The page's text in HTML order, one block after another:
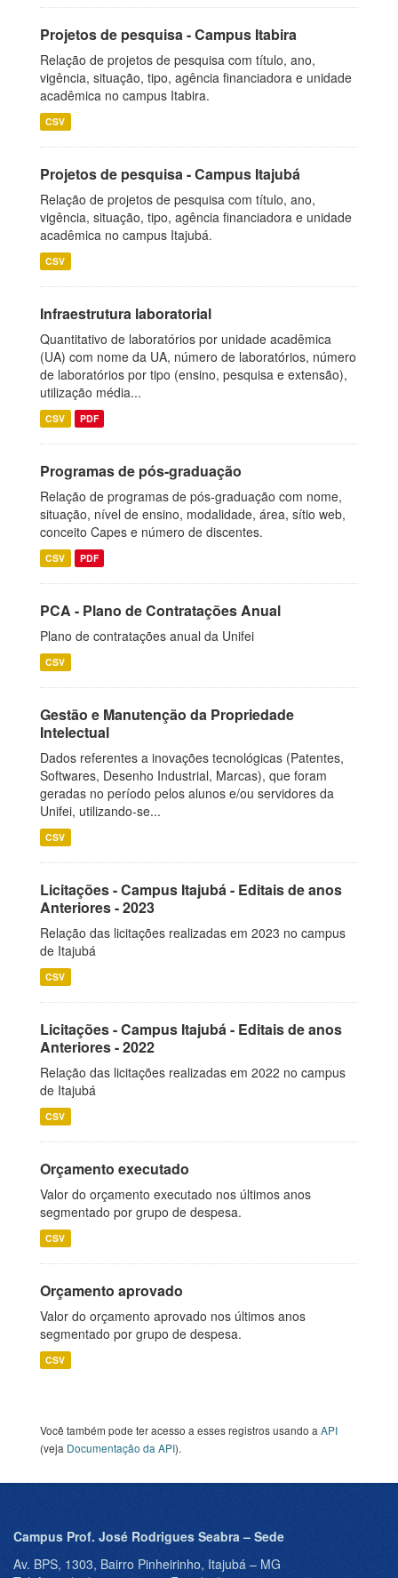
Projetos de pesquisa - Campus Itabira
Relação de projetos de pesquisa com título, ano,
vigência, situação, tipo, agência financiadora e unidade
acadêmica no campus Itabira.
CSV
Projetos de pesquisa - Campus Itajubá
Relação de projetos de pesquisa com título, ano,
vigência, situação, tipo, agência financiadora e unidade
acadêmica no campus Itajubá.
CSV
Infraestrutura laboratorial
Quantitativo de laboratórios por unidade acadêmica
(UA) com nome da UA, número de laboratórios, número
de laboratórios por tipo (ensino, pesquisa e extensão),
utilização média...
CSV PDF
Programas de pós-graduação
Relação de programas de pós-graduação com nome,
situação, nível de ensino, modalidade, área, sítio web,
conceito Capes e número de discentes.
CSV PDF
PCA - Plano de Contratações Anual
Plano de contratações anual da Unifei
CSV
Gestão e Manutenção da Propriedade
Intelectual
Dados referentes a inovações tecnológicas (Patentes,
Softwares, Desenho Industrial, Marcas), que foram
geradas no período pelos alunos e/ou servidores da
Unifei, utilizando-se...
CSV
Licitações - Campus Itajubá - Editais de anos
Anteriores - 2023
Relação das licitações realizadas em 2023 no campus
de Itajubá
CSV
Licitações - Campus Itajubá - Editais de anos
Anteriores - 2022
Relação das licitações realizadas em 2022 no campus
de Itajubá
CSV
Orçamento executado
Valor do orçamento executado nos últimos anos
segmentado por grupo de despesa.
CSV
Orçamento aprovado
Valor do orçamento aprovado nos últimos anos
segmentado por grupo de despesa.
CSV
Você também pode ter acesso a esses registros usando a API
(veja Documentação da API).
Campus Prof. José Rodrigues Seabra – Sede
Av. BPS, 1303, Bairro Pinheirinho, Itajubá – MG